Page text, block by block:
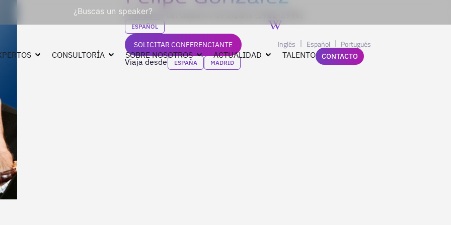
¿Buscas un speaker?
CONSULTORÍA SOBRE NOSOTROS ACTUALIDAD TALENTO
Inglés Español Portugués
CONTACTO
Presidente del Gobierno de España (1982-1996)
ESPAÑOL
SOLICITAR CONFERENCIANTE
Viaja desde ESPAÑA MADRID